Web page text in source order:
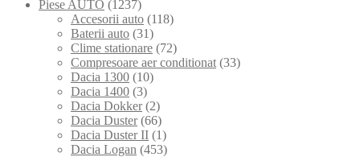
Piese AUTO (1237)
Accesorii auto (118)
Baterii auto (31)
Clime stationare (72)
Compresoare aer conditionat (33)
Dacia 1300 (10)
Dacia 1400 (3)
Dacia Dokker (2)
Dacia Duster (66)
Dacia Duster II (1)
Dacia Logan (453)